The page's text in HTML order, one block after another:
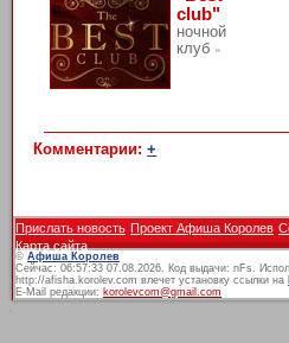
club"
ночной
клуб »
Комментарии:+
Прислать новость Проект Афиша Королев
Карта сайта
© Афиша Королев
Сейчас: 06:57:33 07.08.2026. Код выдачи: nFs.
http://afisha.korolev.com влечет установку ссылки на
E-Mail редакции: korolevcom@gmail.com